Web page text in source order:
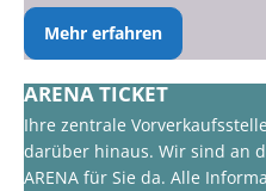
Mehr erfahren
ARENA TICKET
Ihre zentrale
darüber hinaus. Wir sind an
ARENA für Sie da. Alle